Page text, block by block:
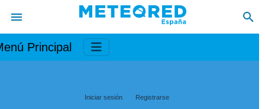
Principal
Iniciar sesión Registrarse